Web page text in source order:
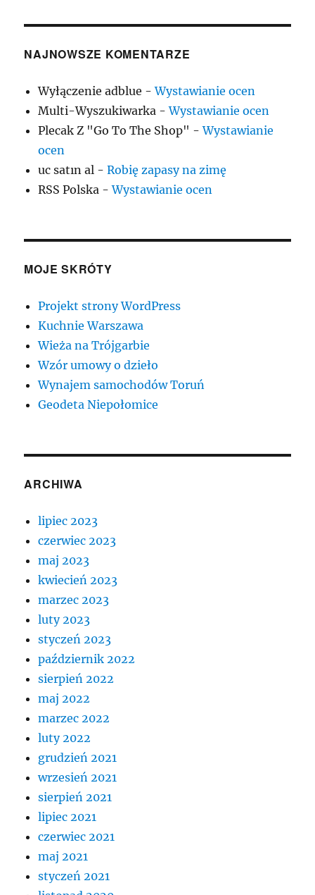
NAJNOWSZE KOMENTARZE
Wyłączenie adblue -Wystawianie ocen
Multi-Wyszukiwarka -Wystawianie ocen
Plecak Z "Go To The Shop" -Wystawianie
ocen
uc satın al -Robię zapasy na zimę
RSS Polska -Wystawianie ocen
MOJE SKRÓTY
Projekt strony WordPress
Kuchnie Warszawa
Wieża na Trójgarbie
Wzór umowy o dzieło
Wynajem samochodów Toruń
Geodeta Niepołomice
ARCHIWA
lipiec 2023
czerwiec 2023
maj 2023
kwiecień 2023
marzec 2023
luty 2023
styczeń 2023
październik 2022
sierpień 2022
maj 2022
marzec 2022
luty 2022
grudzień 2021
wrzesień 2021
sierpień 2021
lipiec 2021
czerwiec 2021
maj 2021
styczeń 2021